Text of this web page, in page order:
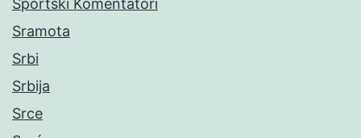
Sportski Komentatori
Sramota
Srbi
Srbija
Srce